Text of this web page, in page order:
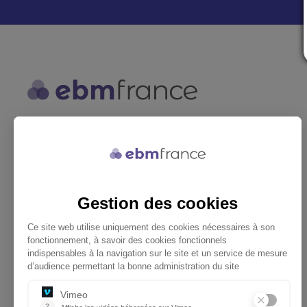
connaissances médicales gratuite
adaptée à la pratique de la médecine